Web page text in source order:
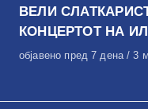
ВЕЛИ
КОНЦЕРТОТ НА
Објавено
објавено пред 7 дена 3